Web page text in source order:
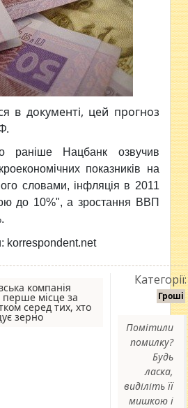
в документі, цей прогноз
раніше Нацбанк озвучив
показників на
словами, інфляція в 2011
до 10%", а зростання ВВП
korrespondent.net
компанія
перше місце за
серед тих, хто
зерно
Категорії:
Гроші
Помітили
помилку?
Будь
ласка,
виділіть її
мишкою і